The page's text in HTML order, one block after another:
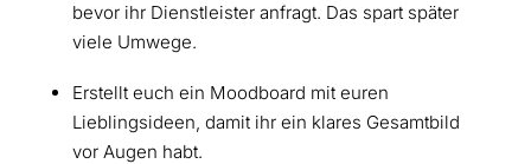
bevor ihr Dienstleister anfragt. Das spart später
viele Umwege.
Erstellt euch ein Moodboard mit euren
Lieblingsideen, damit ihr ein klares Gesamtbild
vor Augen habt.